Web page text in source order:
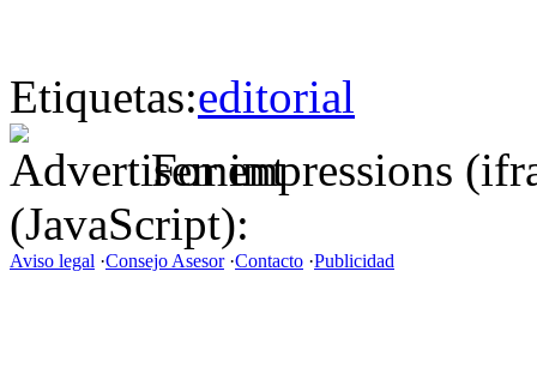
Etiquetas:editorial
For impressions
(JavaScript):
Aviso legal ·Consejo Asesor·Contacto ·Publicidad